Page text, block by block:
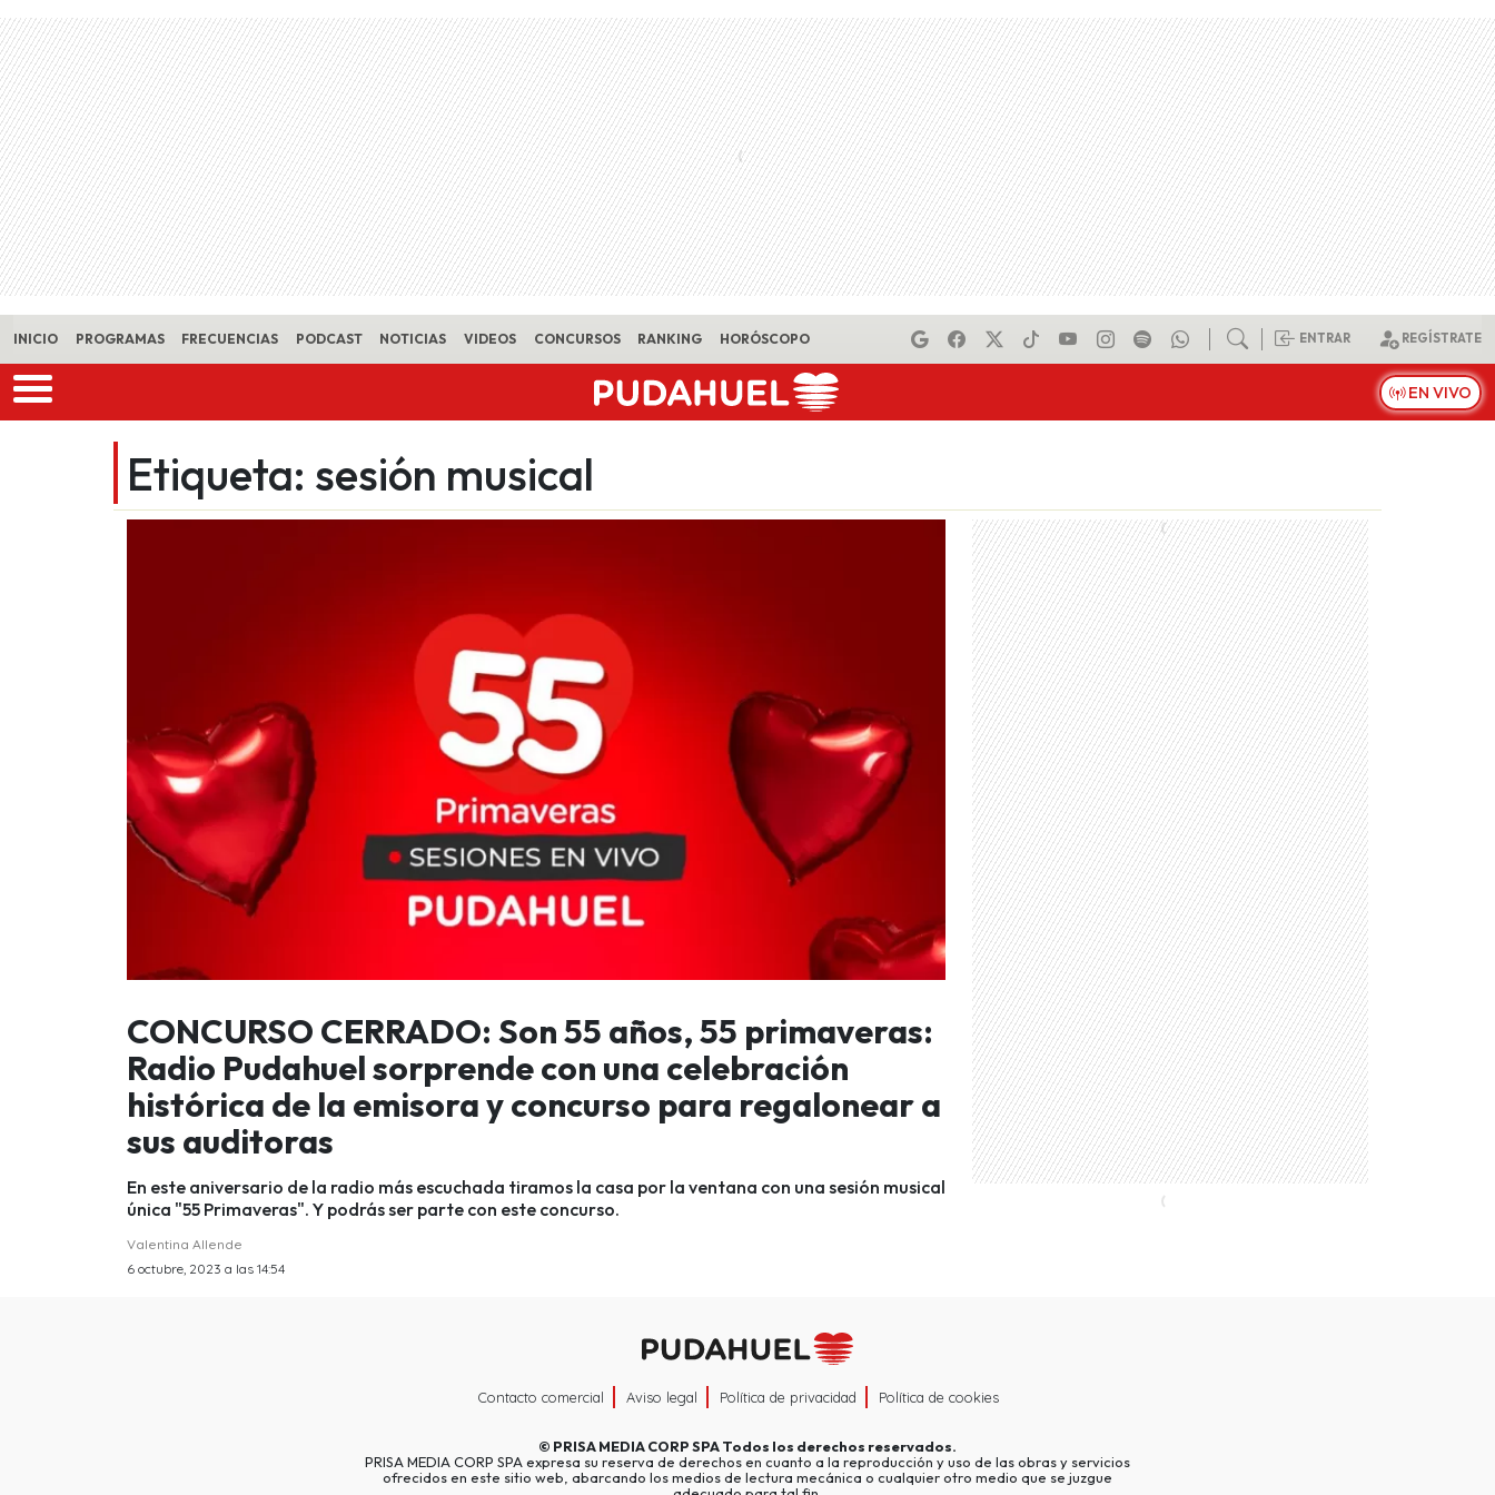
Skip to main content
INICIO PROGRAMAS FRECUENCIAS PODCAST NOTICIAS VIDEOS CONCURSOS RANKING HORÓSCOPO ENTRAR REGÍSTRATE
EN VIVO
Etiqueta: sesión musical
CONCURSO CERRADO: Son 55 años, 55 primaveras:
Radio Pudahuel sorprende con una celebración
histórica de la emisora y concurso para regalonear a
sus auditoras
En este aniversario de la radio más escuchada tiramos la casa por la ventana con una sesión musical
única "55 Primaveras". Y podrás ser parte con este concurso.
Valentina Allende
6 octubre, 2023 a las 14:54
Contacto comercial Aviso legal Política de privacidad Política de cookies
© PRISA MEDIA CORP SPATodos los derechos reservados.
PRISA MEDIA CORP SPA expresa su reserva de derechos en cuanto a la reproducción y uso de las obras y servicios
ofrecidos en este sitio web, abarcando los medios de lectura mecánica o cualquier otro medio que se juzgue